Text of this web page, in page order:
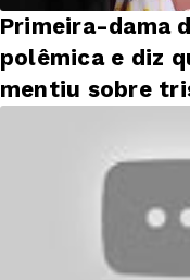
Primeira-dama
polêmica e diz
mentiu sobre